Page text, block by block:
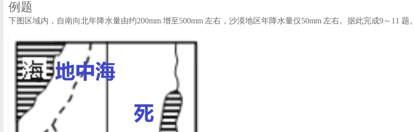
例题
下图区域内，自南向北年降水量由约200mm 增至500mm 左右，沙漠地区年降水量仅50mm 左右。据此完成9～11 题。